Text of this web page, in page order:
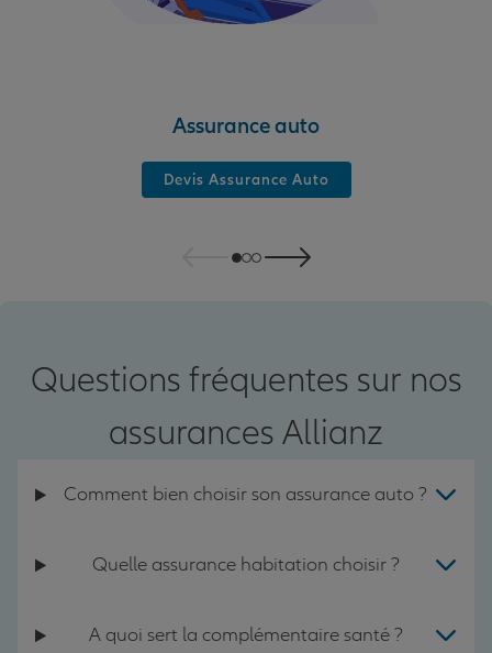
Assurance auto
Devis Assurance Auto
Questions fréquentes sur nos
assurances Allianz
Comment bien choisir son assurance auto ?
Quelle assurance habitation choisir ?
A quoi sert la complémentaire santé ?